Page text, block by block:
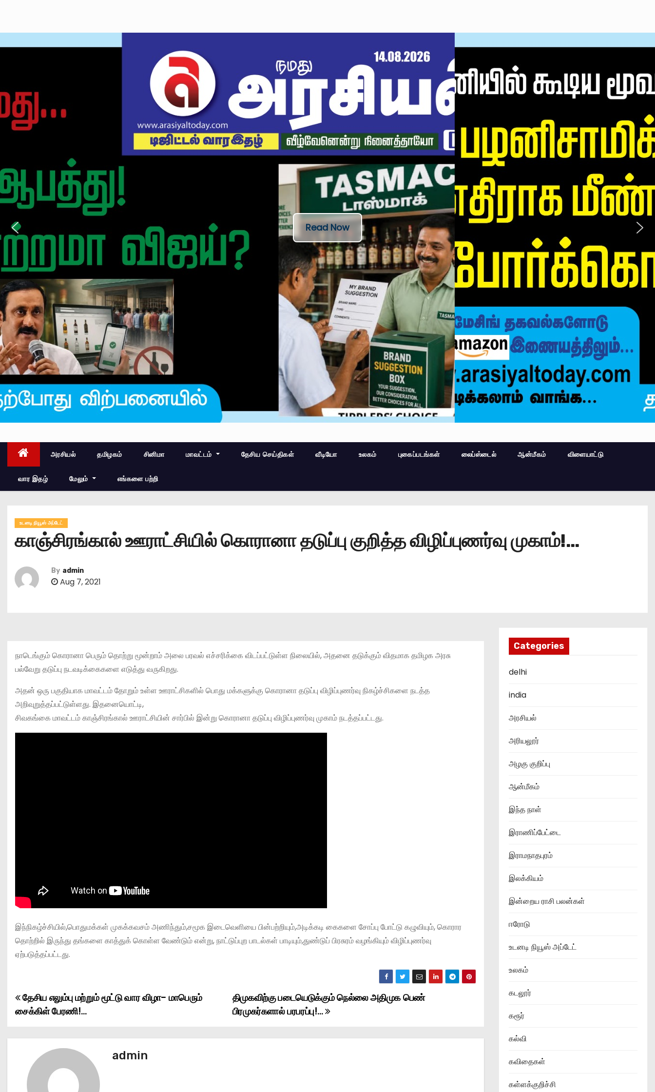
Read Now
அரசியல் தமிழகம் சினிமா மாவட்டம் தேசிய செய்திகள் வீடியோ உலகம் புகைப்படங்கள் லைப்ஸ்டைல் ஆன்மீகம் விளையாட்டு
வார இதழ் மேலும் எங்களை பற்றி
உடனடி நியூஸ் அப்டேட்
காஞ்சிரங்கால் ஊராட்சியில் கொரானா தடுப்பு குறித்த விழிப்புணர்வு முகாம்!…
By admin
Aug 7, 2021
நாடெங்கும் கொரானா பெரும் தொற்று மூன்றாம் அலை பரவல் எச்சரிக்கை விடப்பட்டுள்ள நிலையில், அதனை தடுக்கும் விதமாக தமிழக அரசு
பல்வேறு தடுப்பு நடவடிக்கைகளை எடுத்து வருகிறது.
அதன் ஒரு பகுதியாக மாவட்டம் தோறும் உள்ள ஊராட்சிகளில் பொது மக்களுக்கு கொரானா தடுப்பு விழிப்புணர்வு நிகழ்ச்சிகளை நடத்த
அறிவுறுத்தப்பட்டுள்ளது. இதனையொட்டி,
சிவகங்கை மாவட்டம் காஞ்சிரங்கால் ஊராட்சியின் சார்பில் இன்று கொரானா தடுப்பு விழிப்புணர்வு முகாம் நடத்தப்பட்டது.
இந்நிகழ்ச்சியில்,பொதுமக்கள் முகக்கவசம் அணிந்தும்,சமூக இடைவெளியை பின்பற்றியும்,அடிக்கடி கைகளை சோப்பு போட்டு கழுவியும், கொரார
தொற்றில் இருந்து தங்களை காத்துக் கொள்ள வேண்டும் என்று, நாட்டுப்புற பாடல்கள் பாடியும்,துண்டுப் பிரசுரம் வழங்கியும் விழிப்புணர்வு
ஏற்படுத்தப்பட்டது.
P
s
திமுகவிற்கு படையெடுக்கும் நெல்லை அதிமுக பெண்
பிரமுகர்களால் பரபரப்பு!…
தேசிய எலும்பு மற்றும் மூட்டு வார விழா- மாபெரும்
சைக்கிள் பேரணி!…
admin
Categories
delhi
india
அரசியல்
அரியலூர்
அழகு குறிப்பு
ஆன்மீகம்
இந்த நாள்
இராணிப்பேட்டை
இராமநாதபுரம்
இலக்கியம்
இன்றைய ராசி பலன்கள்
ஈரோடு
உடனடி நியூஸ் அப்டேட்
உலகம்
கடலூர்
கரூர்
கல்வி
கவிதைகள்
கள்ளக்குறிச்சி